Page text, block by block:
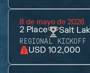
8 de mayo de 2026
2 Place Salt
REGIONAL KICKOFF
USD 102,000